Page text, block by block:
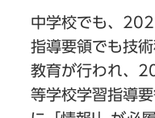
中学校でも、
指導要領でも技
教育が行われ、
等学校学習指導